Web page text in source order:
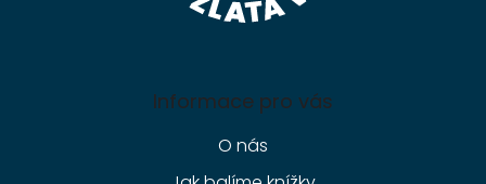
Informace pro vás
O nás